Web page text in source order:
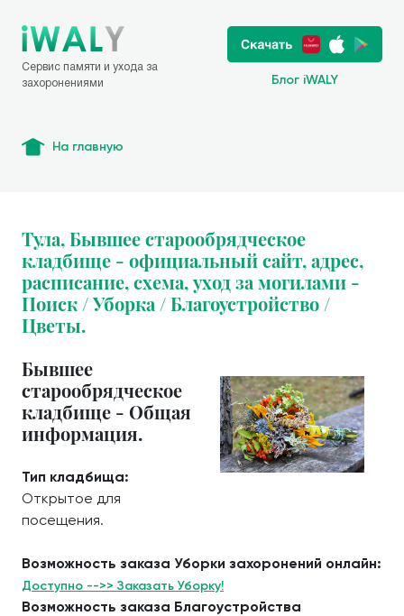
Сервис памяти и ухода за
захоронениями
Блог iWALY
На главную
Тула, Бывшее старообрядческое
кладбище - официальный сайт, адрес,
расписание, схема, уход за могилами -
Поиск / Уборка / Благоустройство /
Цветы.
Бывшее
старообрядческое
кладбище - Общая
информация.
Тип кладбища:
Открытое для
посещения.
Возможность заказа Уборки захоронений онлайн:
Доступно -->> Заказать Уборку!
Возможность заказа Благоустройства